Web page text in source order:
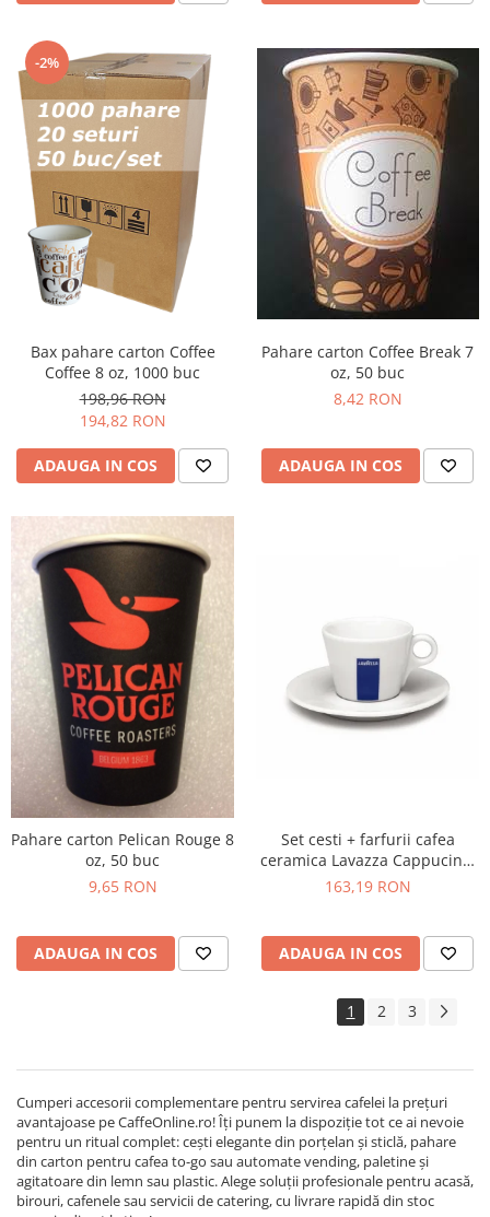
-2%
Bax pahare carton Coffee
Coffee 8 oz, 1000 buc
198,96 RON
194,82 RON
ADAUGA IN COS
Pahare carton Coffee Break 7
oz, 50 buc
8,42 RON
ADAUGA IN COS
Pahare carton Pelican Rouge 8
oz, 50 buc
9,65 RON
ADAUGA IN COS
Set cesti + farfurii cafea
ceramica Lavazza Cappucino,
6 buc
163,19 RON
ADAUGA IN COS
1 2 3
Cumperi accesorii complementare pentru servirea cafelei la prețuri
avantajoase pe CaffeOnline.ro! Îți punem la dispoziție tot ce ai nevoie
pentru un ritual complet: cești elegante din porțelan și sticlă, pahare
din carton pentru cafea to-go sau automate vending, paletine și
agitatoare din lemn sau plastic. Alege soluții profesionale pentru acasă,
birouri, cafenele sau servicii de catering, cu livrare rapidă din stoc